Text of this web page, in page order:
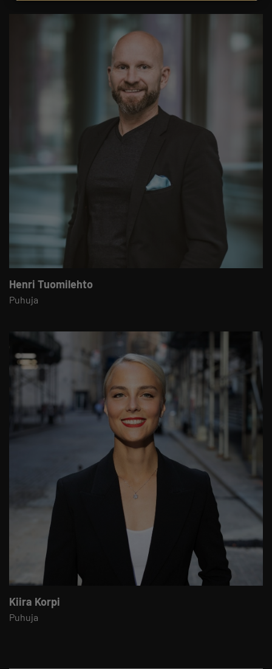
Henri Tuomilehto
Puhuja
Kiira Korpi
Puhuja